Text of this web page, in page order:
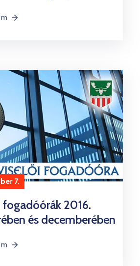
7.
fogadóórák 2016.
és decemberében